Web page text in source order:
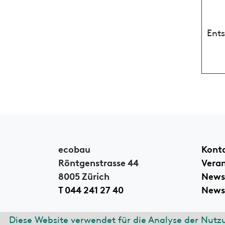
Diese Website verwendet für die Analyse der
ecobau
Röntgenstrasse 44
8005 Zürich
T 044 241 27 40
News